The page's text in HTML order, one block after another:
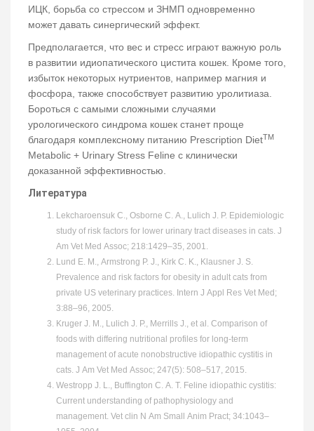
ИЦК, борьба со стрессом и ЗНМП одновременно
может давать синергический эффект.
Предполагается, что вес и стресс играют важную роль
в развитии идиопатического цистита кошек. Кроме того,
избыток некоторых нутриентов, например магния и
фосфора, также способствует развитию уролитиаза.
Бороться с самыми сложными случаями
урологического синдрома кошек станет проще
благодаря комплексному питанию Prescription DietTM
Metabolic + Urinary Stress Feline с клинически
доказанной эффективностью.
Литература
Lekcharoensuk C., Osborne C. A., Lulich J. P. Epidemiologic
study of risk factors for lower urinary tract diseases in cats. J
Am Vet Med Assoc; 218:1429–35, 2001.
Lund E. M., Armstrong P. J., Kirk C. K., Klausner J. S.
Prevalence and risk factors for obesity in adult cats from
private US veterinary practices. Intern J Appl Res Vet Med;
3:88–96, 2005.
Kruger J. M., Lulich J. P., Merrills J., et al. Comparison of
foods with differing nutritional profiles for long-term
management of acute nonobstructive idiopathic cystitis in
cats. J Am Vet Med Assoc; 247(5): 508–517, 2015.
Westropp J. L., Buffington C. A. T. Feline idiopathic cystitis:
Current understanding of pathophysiology and
management. Vet clin N Am Small Anim Pract; 34:1043–